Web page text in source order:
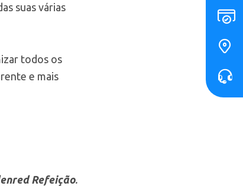
suas várias
todos os
e mais
Refeição.